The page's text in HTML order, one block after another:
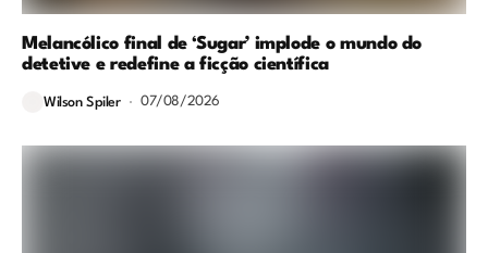
Melancólico final de ‘Sugar’ implode o mundo do
detetive e redefine a ficção científica
Wilson Spiler 07/08/2026